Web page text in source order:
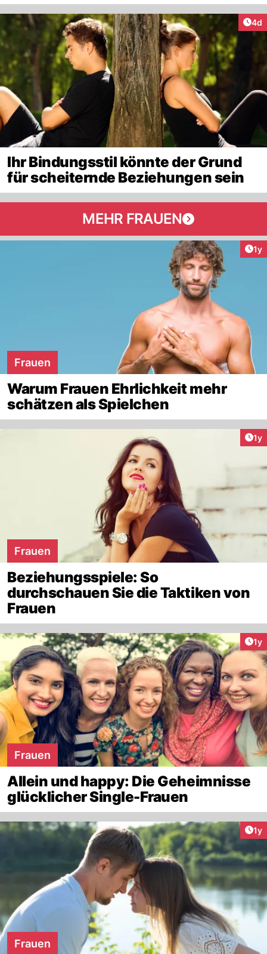
4d
Ihr Bindungsstil könnte der Grund
für scheiternde Beziehungen sein
MEHR FRAUEN
1y
Frauen
Warum Frauen Ehrlichkeit mehr
schätzen als Spielchen
1y
Frauen
Beziehungsspiele: So
durchschauen Sie die Taktiken von
Frauen
1y
Frauen
Allein und happy: Die Geheimnisse
glücklicher Single-Frauen
1y
Frauen